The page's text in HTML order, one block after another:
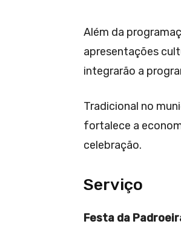
Além da
apresentações
integrarão a
Tradicional no
fortalece a
celebração.
Serviço
Festa da